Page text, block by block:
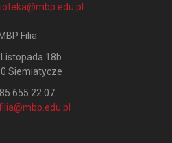
MBP Filia
18b
Siemiatycze
655 22 07